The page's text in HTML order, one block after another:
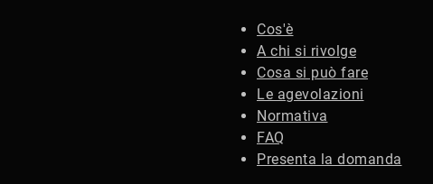
Cos'è
A chi si rivolge
Cosa si può fare
Le agevolazioni
Normativa
FAQ
Presenta la domanda